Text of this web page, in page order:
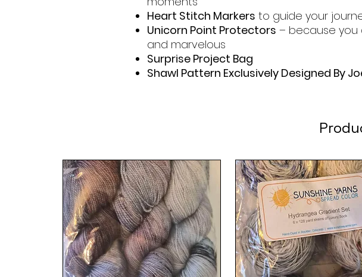
Heart Stitch Markers to guide your
Unicorn Point Protectors – because you
and marvelous
Surprise Project Bag
Shawl Pattern Exclusively Designed By